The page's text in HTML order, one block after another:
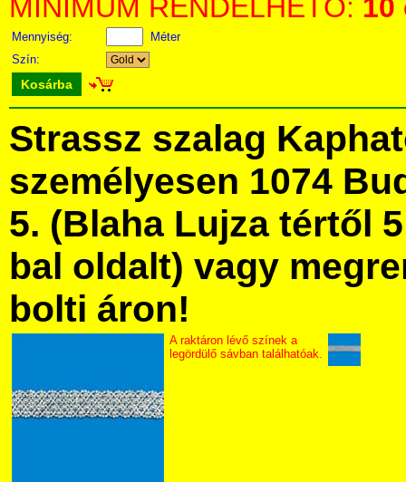
MINIMUM RENDELHETŐ: 10
Mennyiség:
Méter
Szín:
Kosárba
Strassz szalag
személyesen 1074
5. (Blaha Lujza tértől
bal oldalt) vagy
bolti áron!
A raktáron lévő színek a
legördülő sávban találhatóak.